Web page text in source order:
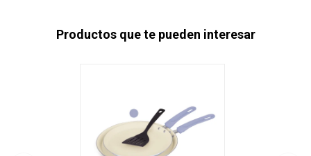
Productos que te pueden interesar